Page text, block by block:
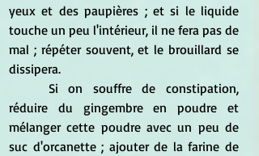
yeux et des paupières ; et si le liquide
touche un peu l'intérieur, il ne fera pas de
mal ; répéter souvent, et le brouillard se
dissipera.
réduire du gingembre en poudre et
mélanger cette poudre avec un peu de
suc d'orcanette ; ajouter de la farine de